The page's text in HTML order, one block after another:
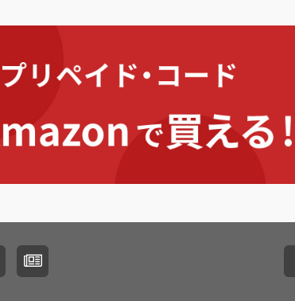
男メンバー19名
が、本アルバム
に歌唱した新録
が収録される。
つばさ男子プロ
ョンのチーフマ
経て決定した。
現つば男メンバー19名
勢20名が、本アルバム
のために歌唱した新録
全21曲が収録される。
選曲はつばさ男子プロ
ダクションのチーフマ
選曲を経て決定した。